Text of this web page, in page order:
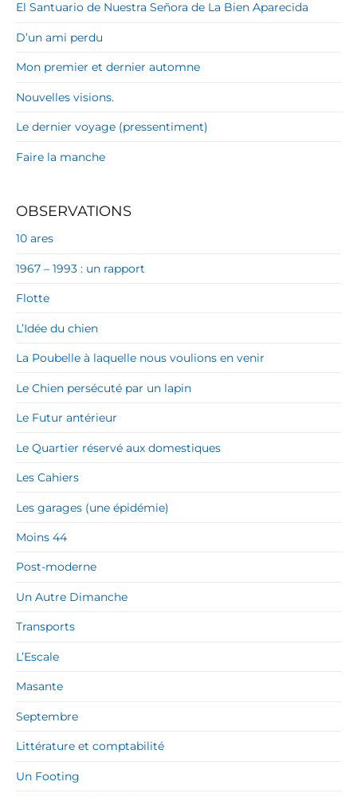
El Santuario de Nuestra Señora de La Bien Aparecida
D’un ami perdu
Mon premier et dernier automne
Nouvelles visions.
Le dernier voyage (pressentiment)
Faire la manche
OBSERVATIONS
10 ares
1967 – 1993 : un rapport
Flotte
L’Idée du chien
La Poubelle à laquelle nous voulions en venir
Le Chien persécuté par un lapin
Le Futur antérieur
Le Quartier réservé aux domestiques
Les Cahiers
Les garages (une épidémie)
Moins 44
Post-moderne
Un Autre Dimanche
Transports
L’Escale
Masante
Septembre
Littérature et comptabilité
Un Footing